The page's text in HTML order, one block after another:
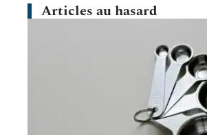
Articles au hasard